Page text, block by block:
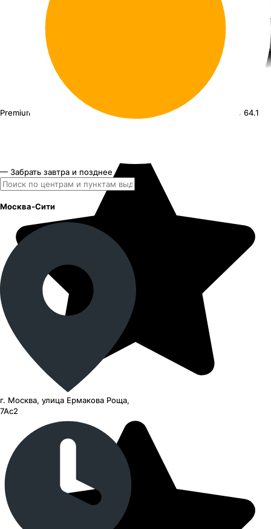
Premium Series КР002 Haval F7x 19"x7J PCD 5x114.3 ЕТ 40 ЦО 64.1
— Забрать завтра и позднее
Москва-Сити
г. Москва, улица Ермакова Роща,
7Ас2